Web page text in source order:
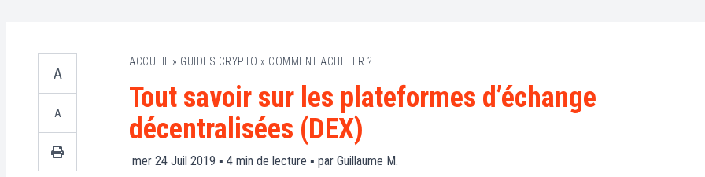
Actu
Web3
XRP
(XRP)
A
A
ACCUEIL » GUIDES CRYPTO » COMMENT ACHETER ?
Tout savoir sur les plateformes d’échange
décentralisées (DEX)
mer 24 Juil 2019 ▪ 4 min de lecture ▪ par Guillaume M.